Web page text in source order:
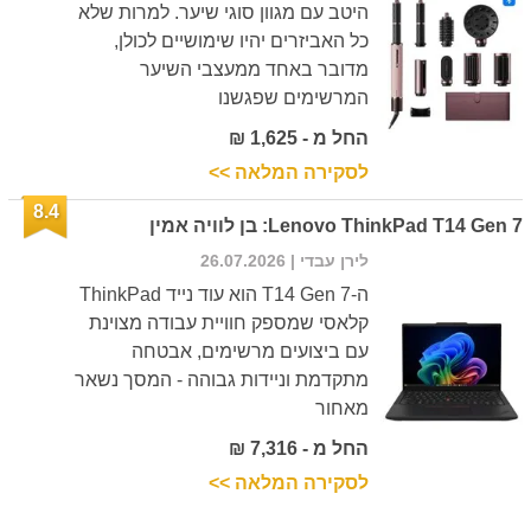
היטב עם מגוון סוגי שיער. למרות שלא
כל האביזרים יהיו שימושיים לכולן,
מדובר באחד ממעצבי השיער
המרשימים שפגשנו
החל מ - 1,625 ₪
לסקירה המלאה >>
Lenovo ThinkPad T14 Gen 7: בן לוויה אמין
8.4
לירן עבדי | 26.07.2026
ה-T14 Gen 7 הוא עוד נייד ThinkPad
קלאסי שמספק חוויית עבודה מצוינת
עם ביצועים מרשימים, אבטחה
מתקדמת וניידות גבוהה - המסך נשאר
מאחור
החל מ - 7,316 ₪
לסקירה המלאה >>